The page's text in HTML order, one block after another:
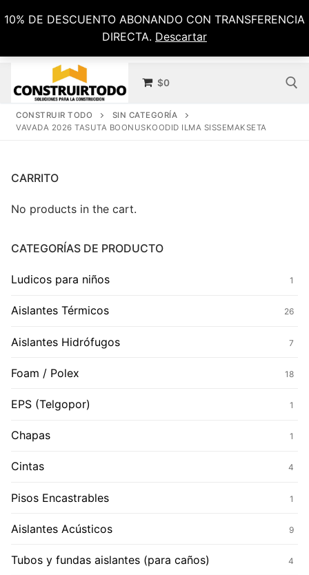
10% DE DESCUENTO ABONANDO CON TRANSFERENCIA
DIRECTA. Descartar
al
$0
CONSTRUIR TODO
SIN CATEGORÍA
VAVADA 2026 TASUTA BOONUSKOODID ILMA SISSEMAKSETA
CARRITO
No products in the cart.
CATEGORÍAS DE PRODUCTO
Ludicos para niños 1
Aislantes Térmicos 26
Aislantes Hidrófugos 7
Foam / Polex 18
EPS (Telgopor) 1
Chapas 1
Cintas 4
Pisos Encastrables 1
Aislantes Acústicos 9
Tubos y fundas aislantes (para caños) 4